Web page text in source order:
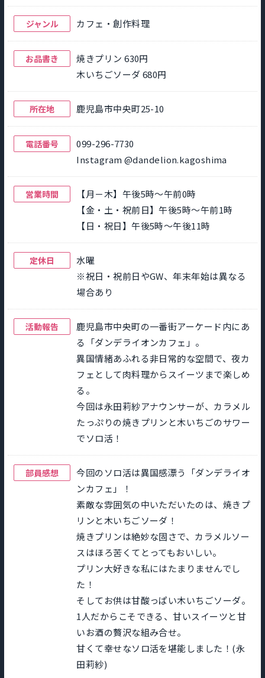
ジャンル カフェ・創作料理
お品書き
焼きプリン 630円
木いちごソーダ 680円
所在地 鹿児島市中央町25-10
電話番号
099-296-7730
Instagram @dandelion.kagoshima
営業時間
【月－木】午後5時～午前0時
【金・土・祝前日】午後5時～午前1時
【日・祝日】午後5時～午後11時
定休日
水曜
※祝日・祝前日やGW、年末年始は異なる
場合あり
活動報告
鹿児島市中央町の一番街アーケード内にあ
る「ダンデライオンカフェ」。
異国情緒あふれる非日常的な空間で、夜カ
フェとして肉料理からスイーツまで楽しめ
る。
今回は永田莉紗アナウンサーが、カラメル
たっぷりの焼きプリンと木いちごのサワー
でソロ活！
部員感想
今回のソロ活は異国感漂う「ダンデライオ
ンカフェ」！
素敵な雰囲気の中いただいたのは、焼きプ
リンと木いちごソーダ！
焼きプリンは絶妙な固さで、カラメルソー
スはほろ苦くてとってもおいしい。
プリン大好きな私にはたまりませんでし
た！
そしてお供は甘酸っぱい木いちごソーダ。
1人だからこそできる、甘いスイーツと甘
いお酒の贅沢な組み合せ。
甘くて幸せなソロ活を堪能しました！(永
田莉紗)